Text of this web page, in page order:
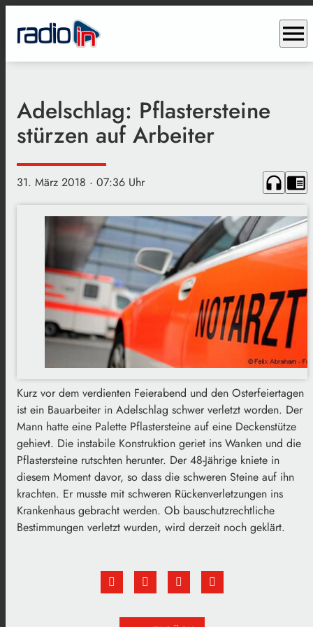
menu
Adelschlag: Pflastersteine
stürzen auf Arbeiter
31. März 2018 · 07:36 Uhr headphones chrome_reader_mode
Kurz vor dem verdienten Feierabend und den Osterfeiertagen
ist ein Bauarbeiter in Adelschlag schwer verletzt worden. Der
Mann hatte eine Palette Pflastersteine auf eine Deckenstütze
gehievt. Die instabile Konstruktion geriet ins Wanken und die
Pflastersteine rutschten herunter. Der 48-Jährige kniete in
diesem Moment davor, so dass die schweren Steine auf ihn
krachten. Er musste mit schweren Rückenverletzungen ins
Krankenhaus gebracht werden. Ob bauschutzrechtliche
Bestimmungen verletzt wurden, wird derzeit noch geklärt.